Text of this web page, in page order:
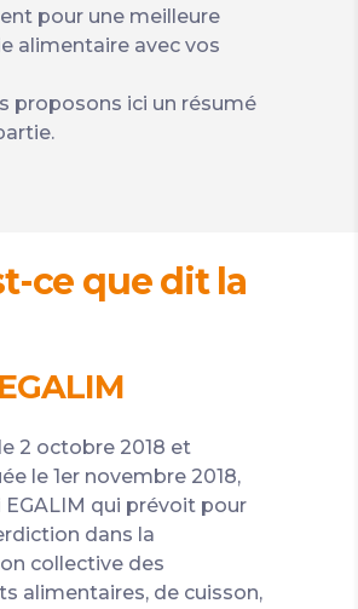
pour une meilleure
alimentaire avec vos
proposons ici un résumé
ce que dit la
2 octobre 2018 et
le 1er novembre 2018,
EGALIM qui prévoit pour
dans la
collective des
alimentaires, de cuisson,